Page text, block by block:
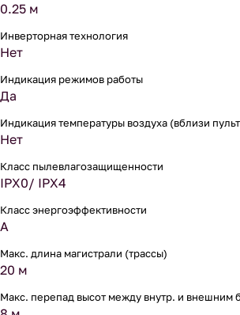
0.25 м
Инверторная технология
Нет
Индикация режимов работы
Да
Индикация температуры воздуха (вблизи
Нет
Класс пылевлагозащищенности
IPX0/ IPX4
Класс энергоэффективности
A
Макс. длина магистрали (трассы)
20 м
Макс. перепад высот между внутр. и внешним